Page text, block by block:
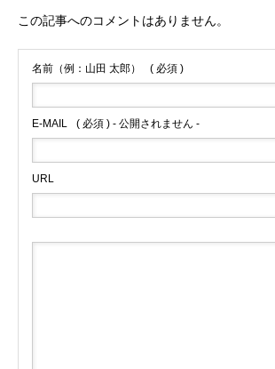
この記事へのコメントはありません。
名前（例：山田 太郎） ( 必須 )
E-MAIL ( 必須 ) - 公開されません -
URL